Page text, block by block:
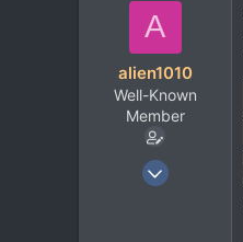
A
alien1010
Well-Known
Member
8 Июн 2011